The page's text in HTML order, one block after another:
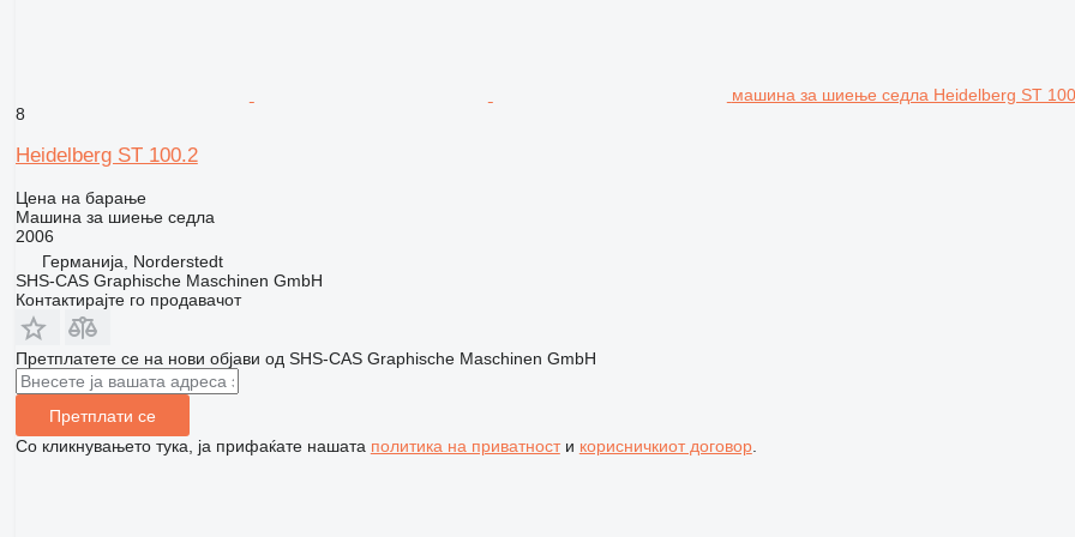
машина за шиење седла Heidelberg ST
8
Heidelberg ST 100.2
Цена на барање
Машина за шиење седла
2006
Германија, Norderstedt
SHS-CAS Graphische Maschinen GmbH
Контактирајте го продавачот
Претплатете се на нови објави од SHS-CAS Graphische Maschinen GmbH
Претплати се
Со кликнувањето тука, ја прифаќате нашата политика на приватности корисничкиот договор.